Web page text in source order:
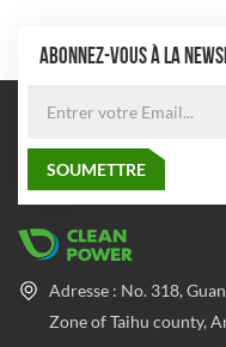
ABONNEZ-VOUS À LA
Adresse : No. 318,
Zone of Taihu county,